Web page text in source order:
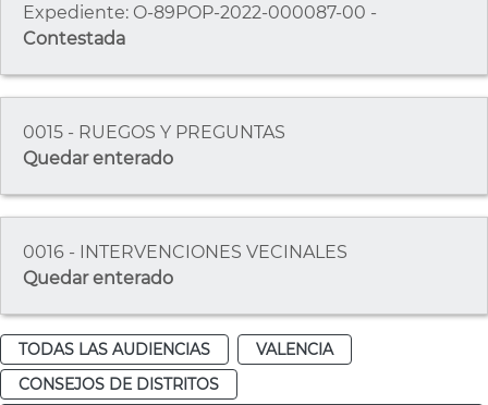
Expediente: O-89POP-2022-000087-00 -
Contestada
0015 - RUEGOS Y PREGUNTAS
Quedar enterado
0016 - INTERVENCIONES VECINALES
Quedar enterado
TODAS LAS AUDIENCIAS
VALENCIA
CONSEJOS DE DISTRITOS